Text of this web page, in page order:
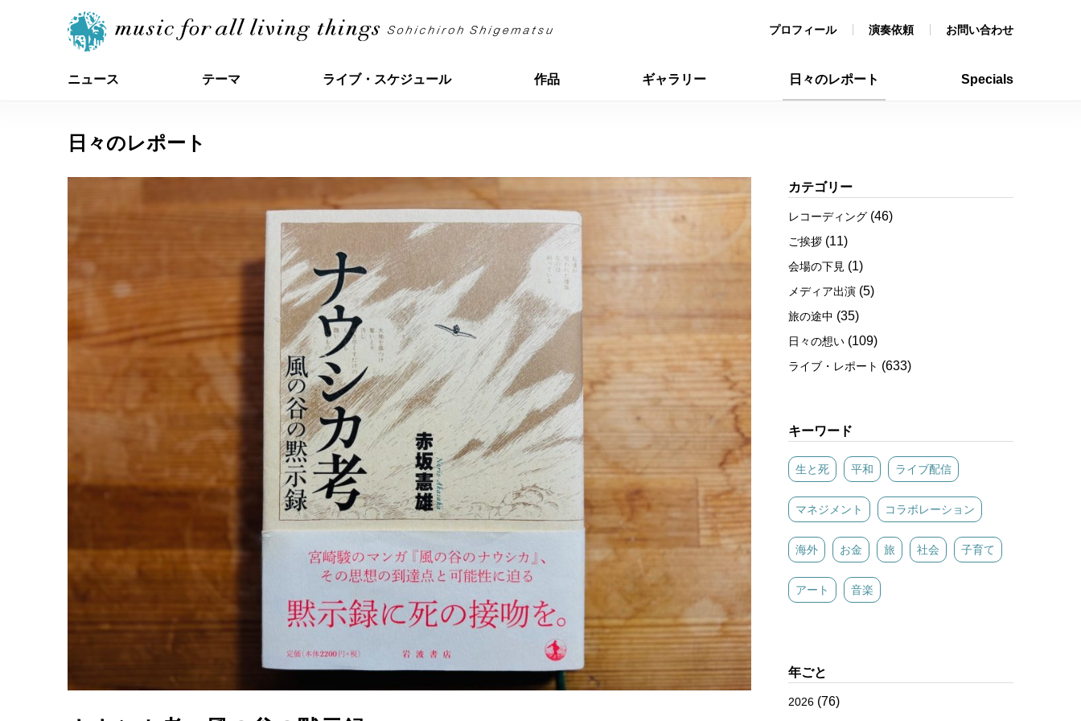
プロフィール 演奏依頼 お問い合わせ
ニュース テーマ ライブ・スケジュール 作品 ギャラリー 日々のレポート Specials
日々のレポート
カテゴリー
レコーディング (46)
ご挨拶 (11)
会場の下見 (1)
メディア出演 (5)
旅の途中 (35)
日々の想い (109)
ライブ・レポート (633)
キーワード
生と死 平和 ライブ配信
マネジメント コラボレーション
海外 お金 旅 社会 子育て
アート 音楽
年ごと
2026 (76)